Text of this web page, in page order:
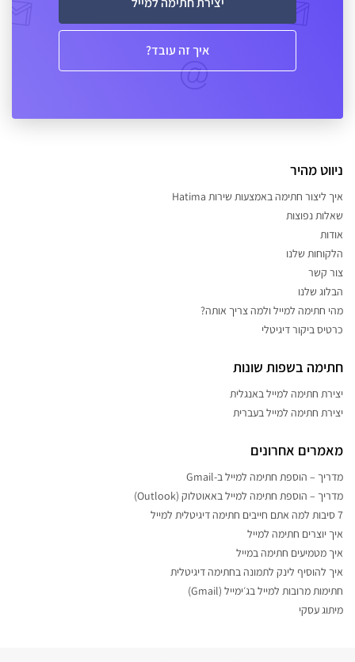
איך זה עובד?
ניווט מהיר
איך ליצור חתימה באמצעות שירות Hatima
שאלות נפוצות
אודות
הלקוחות שלנו
צור קשר
הבלוג שלנו
מהי חתימה למייל ולמה צריך אותה?
כרטיס ביקור דיגיטלי
חתימה בשפות שונות
יצירת חתימה למייל באנגלית
יצירת חתימה למייל בעברית
מאמרים אחרונים
מדריך – הוספת חתימה למייל ב-Gmail
מדריך – הוספת חתימה למייל באאוטלוק (Outlook)
7 סיבות למה אתם חייבים חתימה דיגיטלית למייל
איך יוצרים חתימה למייל
איך מטמיעים חתימה במייל
איך להוסיף לינק לתמונה בחתימה דיגיטלית
חתימות מרובות למייל בג׳ימייל (Gmail)
מיתוג עסקי